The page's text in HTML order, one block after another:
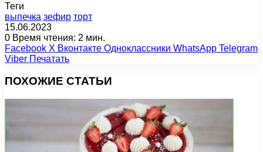
Теги
выпечка зефир торт
15.06.2023
0 Время чтения: 2 мин.
Facebook X Вконтакте Одноклассники WhatsApp Telegram
Viber Печатать
ПОХОЖИЕ СТАТЬИ